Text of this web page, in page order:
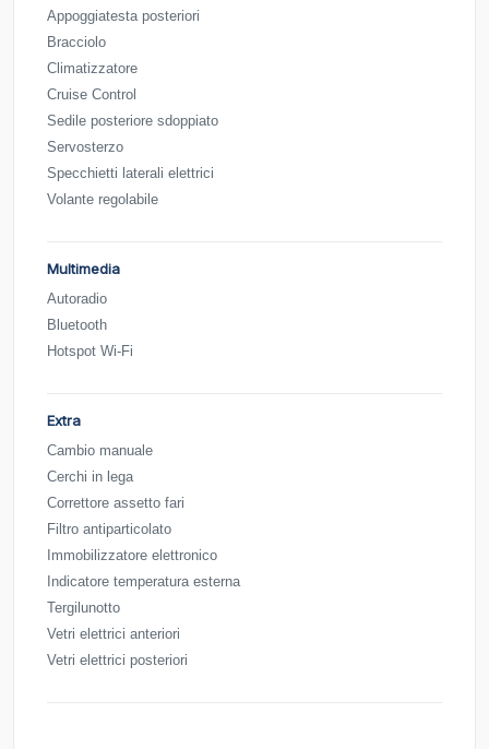
Appoggiatesta posteriori
Bracciolo
Climatizzatore
Cruise Control
Sedile posteriore sdoppiato
Servosterzo
Specchietti laterali elettrici
Volante regolabile
Multimedia
Autoradio
Bluetooth
Hotspot Wi-Fi
Extra
Cambio manuale
Cerchi in lega
Correttore assetto fari
Filtro antiparticolato
Immobilizzatore elettronico
Indicatore temperatura esterna
Tergilunotto
Vetri elettrici anteriori
Vetri elettrici posteriori